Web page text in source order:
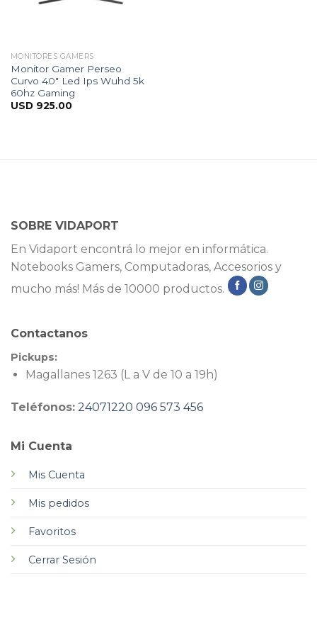
MONITORES GAMERS
Monitor Gamer Perseo
Curvo 40″ Led Ips Wuhd 5k
60hz Gaming
USD 925.00
SOBRE VIDAPORT
En Vidaport encontrá lo mejor en informática.
Notebooks Gamers, Computadoras, Accesorios y
mucho más! Más de 10000 productos.
Mi Cuenta
Mis Cuenta
Mis pedidos
Favoritos
Cerrar Sesión
Contactanos
Pickups:
Magallanes 1263 (L a V de 10 a 19h)
Teléfonos: 24071220 096 573 456